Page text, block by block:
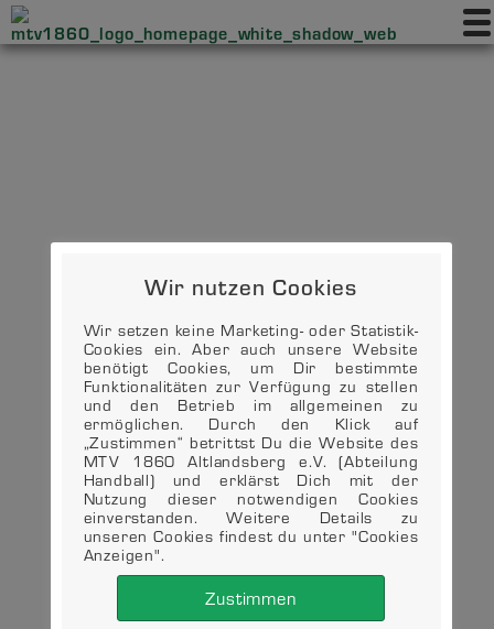
Wir nutzen Cookies
Wir setzen keine Marketing- oder Statistik-
Cookies ein. Aber auch unsere Website
benötigt Cookies, um Dir bestimmte
Funktionalitäten zur Verfügung zu stellen
und den Betrieb im allgemeinen zu
ermöglichen. Durch den Klick auf
„Zustimmen“ betrittst Du die Website des
MTV 1860 Altlandsberg e.V. (Abteilung
Handball) und erklärst Dich mit der
Nutzung dieser notwendigen Cookies
einverstanden. Weitere Details zu
unseren Cookies findest du unter "Cookies
Anzeigen".
Zustimmen